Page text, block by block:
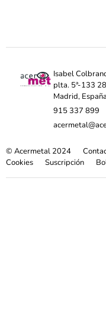
Isabel
plta. 5ª-133
Madrid, España
915 337 899
© Acermetal 2024
Cookies
Suscripción